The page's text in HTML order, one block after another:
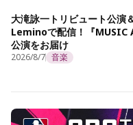
大滝詠一トリビュート公演
Leminoで配信！『MUSIC
公演をお届け
2026/8/7 音楽